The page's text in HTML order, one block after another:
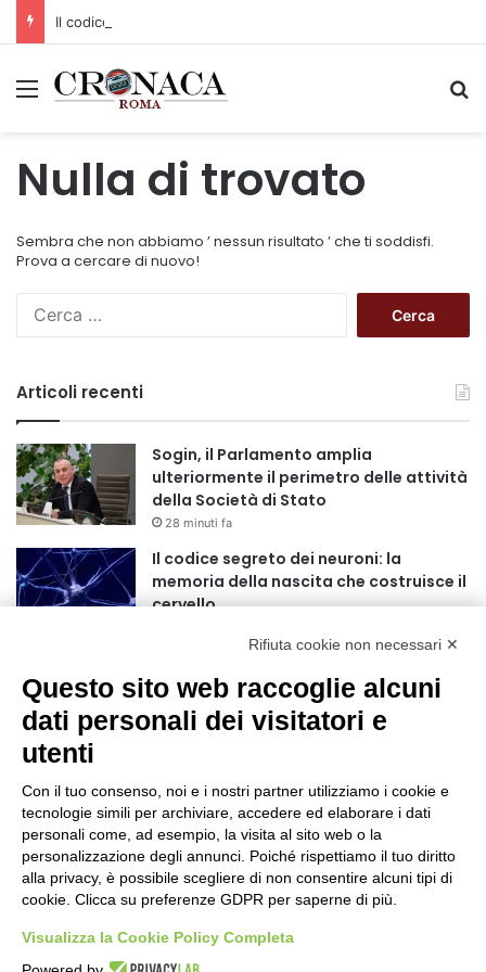
Menu
Nulla di trovato
Sembra che non abbiamo ’ nessun risultato ’ che ti soddisfi.
Prova a cercare di nuovo!
c
p
e
Articoli recenti
Sogin, il Parlamento amplia
ulteriormente il perimetro delle attività
della Società di Stato
28 minuti fa
Il codice segreto dei neuroni: la
memoria della nascita che costruisce il
cervello
giorni più caldi: come idratarsi e cosa
portare in tavola a Ferragosto
5 ore fa
fito-bioclimatico della città
11 ore fa
Ferragosto al Museo 2026
1 giorno fa
Roma candidata a ospitare i Mondiali
Rifiuta cookie non necessari ✕
Questo sito web raccoglie alcuni
dati personali dei visitatori e
utenti
Con il tuo consenso, noi e i nostri partner utilizziamo i cookie e
tecnologie simili per archiviare, accedere ed elaborare i dati
personali come, ad esempio, la visita al sito web o la
personalizzazione degli annunci. Poiché rispettiamo il tuo diritto
alla privacy, è possibile scegliere di non consentire alcuni tipi di
cookie. Clicca su preferenze GDPR per saperne di più.
Visualizza la Cookie Policy Completa